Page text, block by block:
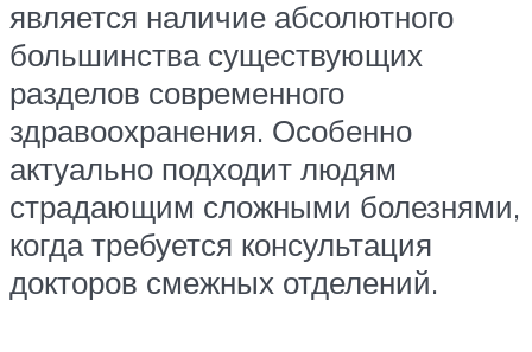
является наличие абсолютного
большинства существующих
разделов современного
здравоохранения. Особенно
актуально подходит людям
страдающим сложными болезнями,
когда требуется консультация
докторов смежных отделений.